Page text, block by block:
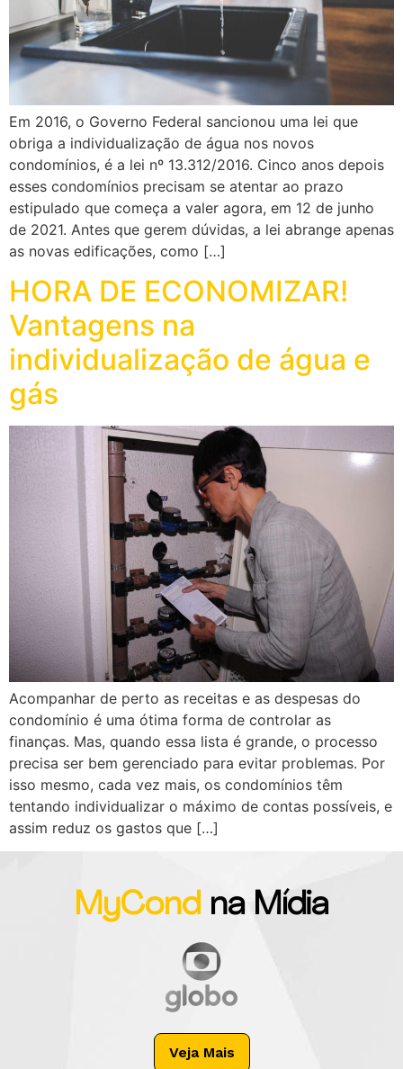
Em 2016, o Governo Federal sancionou uma lei que
obriga a individualização de água nos novos
condomínios, é a lei nº 13.312/2016. Cinco anos depois
esses condomínios precisam se atentar ao prazo
estipulado que começa a valer agora, em 12 de junho
de 2021. Antes que gerem dúvidas, a lei abrange apenas
as novas edificações, como […]
HORA DE ECONOMIZAR!
Vantagens na
individualização de água e
gás
Acompanhar de perto as receitas e as despesas do
condomínio é uma ótima forma de controlar as
finanças. Mas, quando essa lista é grande, o processo
precisa ser bem gerenciado para evitar problemas. Por
isso mesmo, cada vez mais, os condomínios têm
tentando individualizar o máximo de contas possíveis, e
assim reduz os gastos que […]
MyCond na Mídia
Veja Mais